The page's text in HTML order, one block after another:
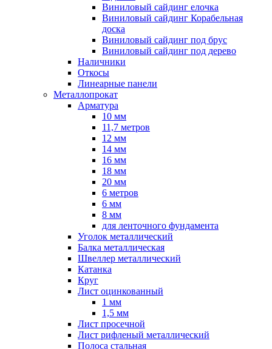
Виниловый сайдинг елочка
Виниловый сайдинг Корабельная
доска
Виниловый сайдинг под брус
Виниловый сайдинг под дерево
Наличники
Откосы
Линеарные панели
Металлопрокат
Арматура
10 мм
11,7 метров
12 мм
14 мм
16 мм
18 мм
20 мм
6 метров
6 мм
8 мм
для ленточного фундамента
Уголок металлический
Балка металлическая
Швеллер металлический
Катанка
Круг
Лист оцинкованный
1 мм
1,5 мм
Лист просечной
Лист рифленый металлический
Полоса стальная